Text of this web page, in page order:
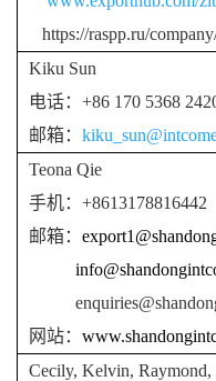
https://raspp.ru/
Kiku Sun
电话： +86 170 5368
邮箱：
Teona Qie
手机： +8613178816442
邮箱：
网站：
Cecily, Kelvin,